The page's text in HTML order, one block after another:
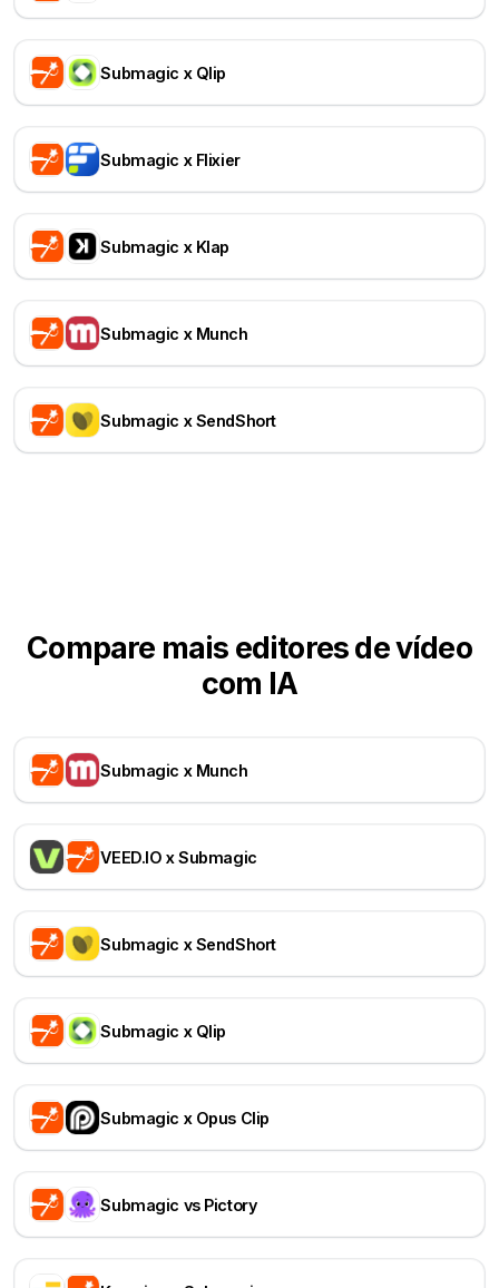
Submagic x Qlip
Submagic x Flixier
Submagic x Klap
Submagic x Munch
Submagic x SendShort
Compare mais editores de vídeo
com IA
Submagic x Munch
VEED.IO x Submagic
Submagic x SendShort
Submagic x Qlip
Submagic x Opus Clip
Submagic vs Pictory